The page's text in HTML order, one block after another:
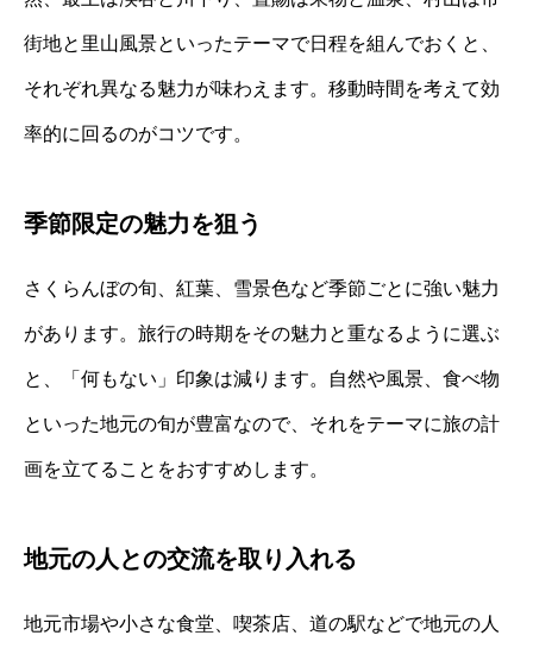
街地と里山風景といったテーマで日程を組んでおくと、
それぞれ異なる魅力が味わえます。移動時間を考えて効
率的に回るのがコツです。
季節限定の魅力を狙う
さくらんぼの旬、紅葉、雪景色など季節ごとに強い魅力
があります。旅行の時期をその魅力と重なるように選ぶ
と、「何もない」印象は減ります。自然や風景、食べ物
といった地元の旬が豊富なので、それをテーマに旅の計
画を立てることをおすすめします。
地元の人との交流を取り入れる
地元市場や小さな食堂、喫茶店、道の駅などで地元の人